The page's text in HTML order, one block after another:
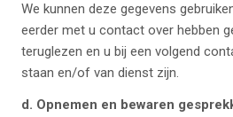
We kunnen deze gegevens
eerder met u contact over hebben
teruglezen en u bij een volgend
staan en/of van dienst zijn.
d. Opnemen en bewaren